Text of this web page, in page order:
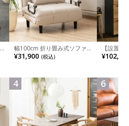
幅100cm 折り畳み式ソファ
ベッド コンパクト リクライ
ニング カウチスタイル 省ス
¥31,900 (税込)
4
【設置
チンカウ
板 引き出
れ ウッデ
ル グレー
6